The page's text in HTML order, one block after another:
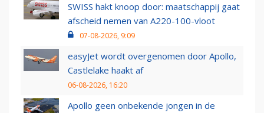
SWISS hakt knoop door: maatschappij gaat
afscheid nemen van A220-100-vloot
07-08-2026, 9:09
easyJet wordt overgenomen door Apollo,
Castlelake haakt af
06-08-2026, 16:20
Apollo geen onbekende jongen in de